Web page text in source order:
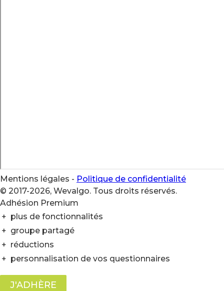
Mentions légales - Politique de confidentialité
© 2017-2026, Wevalgo. Tous droits réservés.
Adhésion Premium
+ plus de fonctionnalités
+ groupe partagé
+ réductions
+ personnalisation de vos questionnaires
J'ADHÈRE